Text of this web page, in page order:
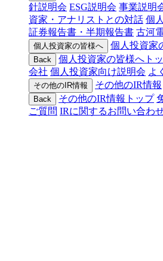
針説明会 ESG説明会 事業説明
資家・アナリストとの対話 個
証券報告書・半期報告書 古河
個人投資家の皆様へ 個人投資家
Back 個人投資家の皆様へト
会社 個人投資家向け説明会 よ
その他のIR情報 その他のIR情報
Back その他のIR情報トップ
ご質問 IRに関するお問い合わ